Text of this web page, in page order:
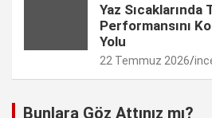
Yaz Sıcaklarında
Performansını
Yolu
22 Temmuz 2026
Bunlara Göz Attınız mı?